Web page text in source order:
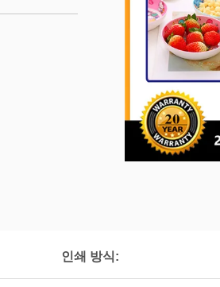
인쇄 방식: